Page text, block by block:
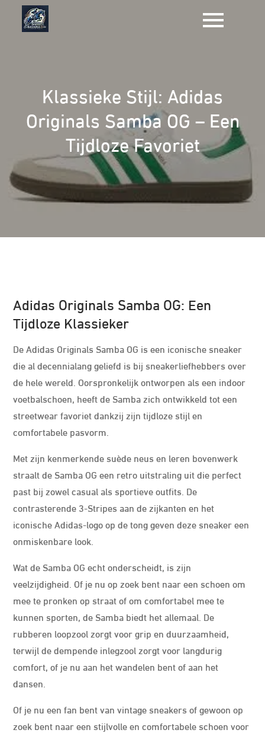
Klassieke Stijl: Adidas
Originals Samba OG – Een
Tijdloze Favoriet
Adidas Originals Samba OG: Een
Tijdloze Klassieker
De Adidas Originals Samba OG is een iconische sneaker
die al decennialang geliefd is bij sneakerliefhebbers over
de hele wereld. Oorspronkelijk ontworpen als een indoor
voetbalschoen, heeft de Samba zich ontwikkeld tot een
streetwear favoriet dankzij zijn tijdloze stijl en
comfortabele pasvorm.
Met zijn kenmerkende suède neus en leren bovenwerk
straalt de Samba OG een retro uitstraling uit die perfect
past bij zowel casual als sportieve outfits. De
contrasterende 3-Stripes aan de zijkanten en het
iconische Adidas-logo op de tong geven deze sneaker een
onmiskenbare look.
Wat de Samba OG echt onderscheidt, is zijn
veelzijdigheid. Of je nu op zoek bent naar een schoen om
mee te pronken op straat of om comfortabel mee te
kunnen sporten, de Samba biedt het allemaal. De
rubberen loopzool zorgt voor grip en duurzaamheid,
terwijl de dempende inlegzool zorgt voor langdurig
comfort, of je nu aan het wandelen bent of aan het
dansen.
Of je nu een fan bent van vintage sneakers of gewoon op
zoek bent naar een stijlvolle en comfortabele schoen voor